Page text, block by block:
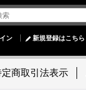
ン 新規登録はこちら
定商取引法表示